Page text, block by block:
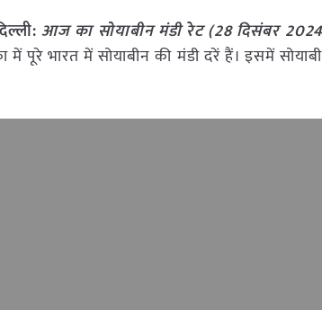
आज का सोयाबीन मंडी रेट (28 दिसंबर
में पूरे भारत में सोयाबीन की मंडी दरें हैं। इसमें